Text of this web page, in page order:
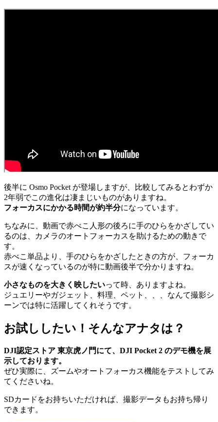
後半に Osmo Pocket が登場しますが、比較してみるとわずか
2年弱でこの進化は凄まじいものがありますね。
フォーカスにかかる時間が約半分になっています。
ちなみに、動画で赤べこ人形の後ろに手のひらをかざしてい
るのは、カメラのオートフォーカスを助けるための動きで
す。
赤べこ単品より、手のひらをかざしたときの方が、フォーカ
スが速くなっているのが特に動画後半で分かりますね。
小さなものを大きく映したいって時、ありますよね。
ジュエリーやガジェット、料理、ペット、、、なんて撮影シ
ーンでは特に活躍してくれそうです。
お試ししたい！そんなアナタは？
DJI認定ストア 東京虎ノ門にて、DJI Pocket 2 のデモ機を展
示しております。
ぜひ実際に、ズームやオートフォーカス機能をテストしてみ
てくださいね。
SDカードをお持ちいただければ、撮影データもお持ち帰り
できます。